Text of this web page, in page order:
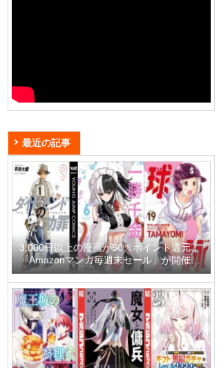
最近の記事
3,000冊以上の漫画が50％ポイント還元！
「Amazonマンガ毎週末セール」が開催
中、終了予定日は8月9日！